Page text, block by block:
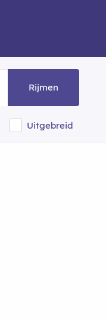
Rijmen
Uitgebreid